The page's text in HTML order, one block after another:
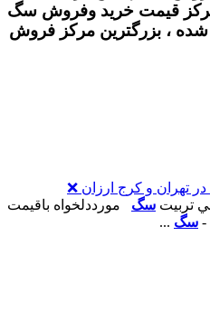
قیمت خرید وفروش سگ
، بزرگترین مرکز فروش
و کرج ارزان ❌
تربيت سگ مورددلخواه باقيمت
- سگ ...